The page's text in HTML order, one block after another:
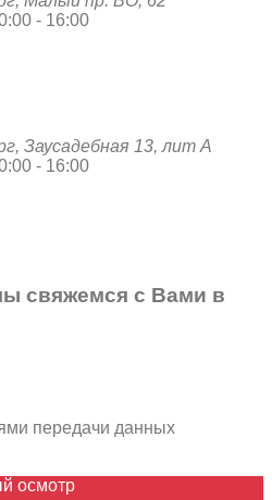
- 16:00
, Заусадебная 13, лит А
- 16:00
свяжемся с Вами в
передачи данных
осмотр